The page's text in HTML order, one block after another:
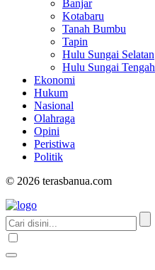
Banjar
Kotabaru
Tanah Bumbu
Tapin
Hulu Sungai Selatan
Hulu Sungai Tengah
Ekonomi
Hukum
Nasional
Olahraga
Opini
Peristiwa
Politik
© 2026 terasbanua.com